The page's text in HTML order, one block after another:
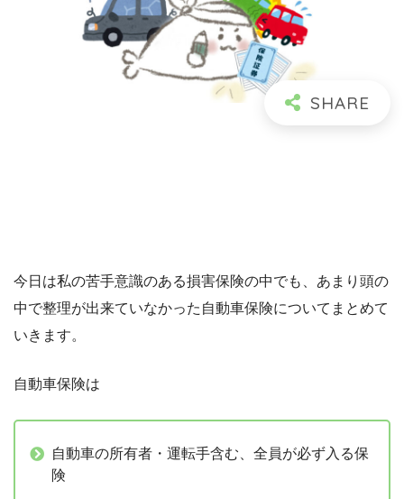
今日は私の苦手意識のある損害保険の中でも、あまり頭の
中で整理が出来ていなかった自動車保険についてまとめて
いきます。
自動車保険は
自動車の所有者・運転手含む、全員が必ず入る保
険